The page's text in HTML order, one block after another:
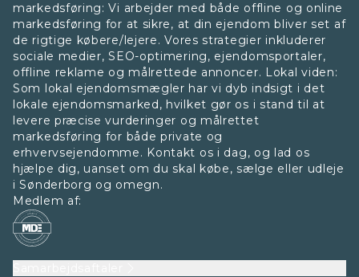
markedsføring: Vi arbejder med både offline og online
markedsføring for at sikre, at din ejendom bliver set af
de rigtige købere/lejere. Vores strategier inkluderer
sociale medier, SEO-optimering, ejendomsportaler,
offline reklame og målrettede annoncer. Lokal viden:
Som lokal ejendomsmægler har vi dyb indsigt i det
lokale ejendomsmarked, hvilket gør os i stand til at
levere præcise vurderinger og målrettet
markedsføring for både private og
erhvervsejendomme. Kontakt os i dag, og lad os
hjælpe dig, uanset om du skal købe, sælge eller udleje
i Sønderborg og omegn.
Medlem af: